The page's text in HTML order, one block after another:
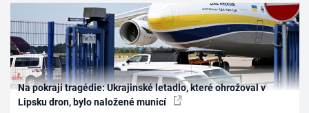
Na pokraji tragédie: Ukrajinské letadlo, které ohrožoval v
Lipsku dron, bylo naložené municí